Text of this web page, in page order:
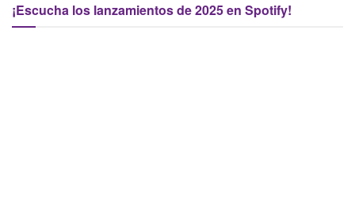
¡Escucha los lanzamientos de 2025 en Spotify!